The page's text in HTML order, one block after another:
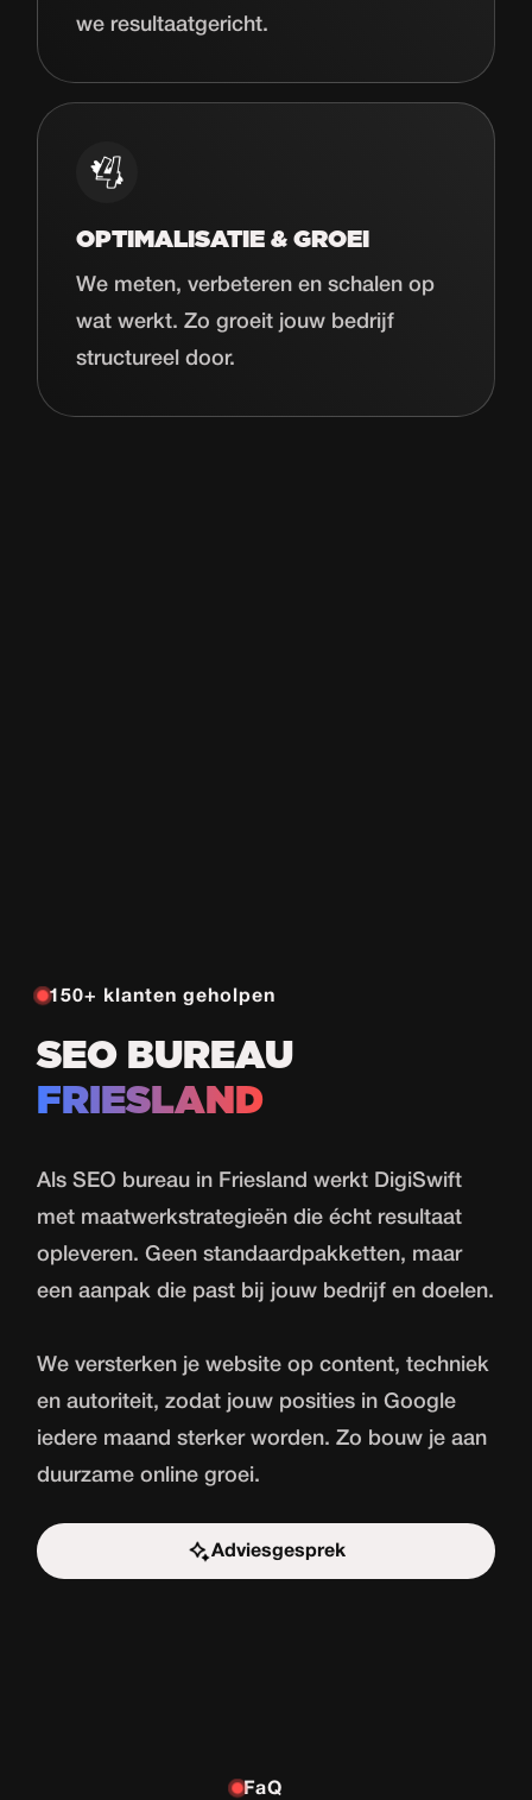
we resultaatgericht.
OPTIMALISATIE & GROEI
We meten, verbeteren en schalen op
wat werkt. Zo groeit jouw bedrijf
structureel door.
150+ klanten geholpen
SEO BUREAU
FRIESLAND
Als SEO bureau in Friesland werkt DigiSwift
met maatwerkstrategieën die écht resultaat
opleveren. Geen standaardpakketten, maar
een aanpak die past bij jouw bedrijf en doelen.
We versterken je website op content, techniek
en autoriteit, zodat jouw posities in Google
iedere maand sterker worden. Zo bouw je aan
duurzame online groei.
Adviesgesprek
Start de uitdaging
FaQ